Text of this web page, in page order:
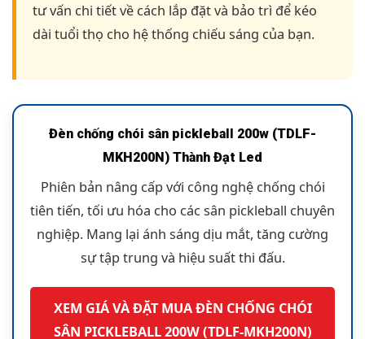
tư vấn chi tiết về cách lắp đặt và bảo trì để kéo
dài tuổi thọ cho hệ thống chiếu sáng của bạn.
Đèn chống chói sân pickleball 200w (TDLF-
MKH200N) Thành Đạt Led
Phiên bản nâng cấp với công nghệ chống chói
tiên tiến, tối ưu hóa cho các sân pickleball chuyên
nghiệp. Mang lại ánh sáng dịu mắt, tăng cường
sự tập trung và hiệu suất thi đấu.
XEM GIÁ VÀ ĐẶT MUA ĐÈN CHỐNG CHÓI
SÂN PICKLEBALL 200W (TDLF-MKH200N)